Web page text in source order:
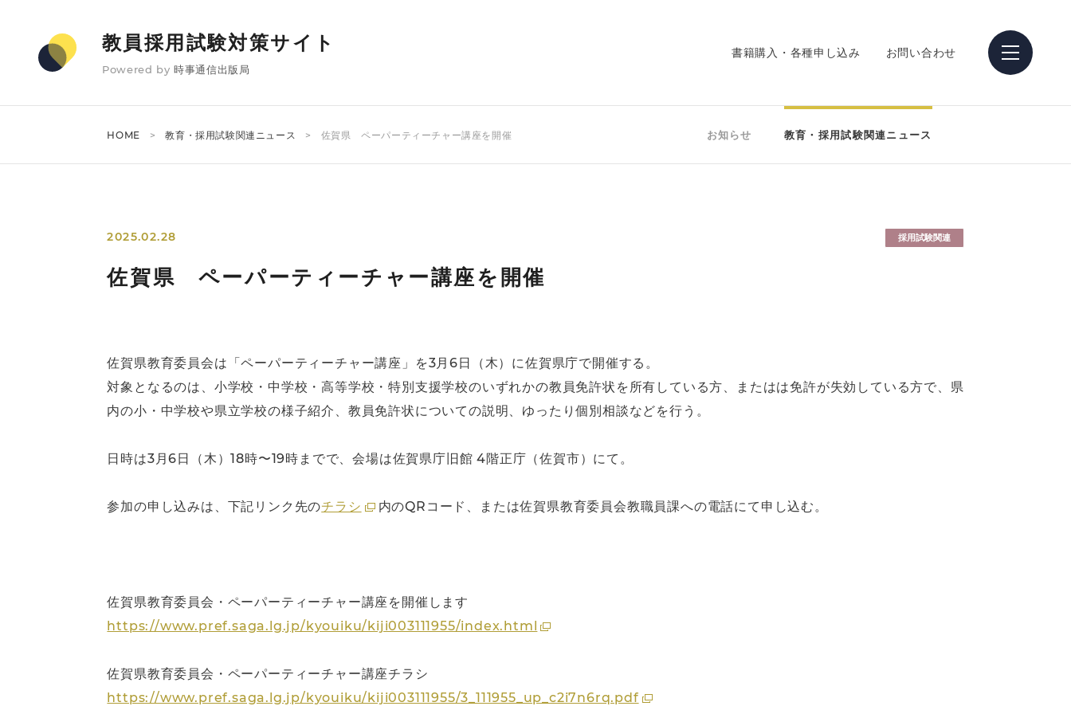
教員採用試験対策サイト
Powered by 時事通信出版局
書籍購入・各種申し込み お問い合わせ
HOME 教育・採用試験関連ニュース 佐賀県 ペーパーティーチャー講座を開催 お知らせ 教育・採用試験関連ニュース
2025.02.28 採用試験関連
佐賀県 ペーパーティーチャー講座を開催
佐賀県教育委員会は「ペーパーティーチャー講座」を3月6日（木）に佐賀県庁で開催する。
対象となるのは、小学校・中学校・高等学校・特別支援学校のいずれかの教員免許状を所有している方、またはは免許が失効している方で、県
内の小・中学校や県立学校の様子紹介、教員免許状についての説明、ゆったり個別相談などを行う。
日時は3月6日（木）18時〜19時までで、会場は佐賀県庁旧館 4階正庁（佐賀市）にて。
参加の申し込みは、下記リンク先のチラシ 内のQRコード、または佐賀県教育委員会教職員課への電話にて申し込む。
佐賀県教育委員会・ペーパーティーチャー講座を開催します
https://www.pref.saga.lg.jp/kyouiku/kiji003111955/index.html
佐賀県教育委員会・ペーパーティーチャー講座チラシ
https://www.pref.saga.lg.jp/kyouiku/kiji003111955/3_111955_up_c2i7n6rq.pdf